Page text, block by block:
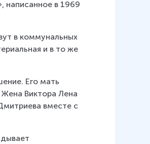
написанное в 1969
в коммунальных
и в то же
Его мать
Жена Виктора Лена
вместе с